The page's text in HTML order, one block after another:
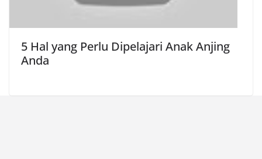
5 Hal yang Perlu Dipelajari Anak Anjing
Anda